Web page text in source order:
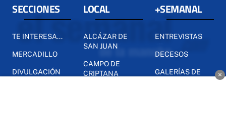
SECCIONES
TE INTERESA...
MERCADILLO
DIVULGACIÓN
LOCAL
ALCÁZAR DE
SAN JUAN
CAMPO DE
CRIPTANA
+SEMANAL
ENTREVISTAS
DECESOS
GALERÍAS DE
×